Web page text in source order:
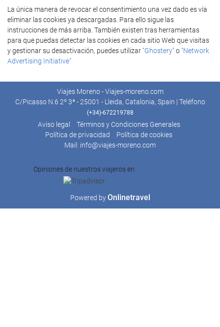
La única manera de revocar el consentimiento una vez dado es vía
eliminar las cookies ya descargadas. Para ello sigue las
instrucciones de más arriba. También existen tras herramientas
para que puedas detectar las cookies en cada sitio Web que visitas
y gestionar su desactivación, puedes utilizar "Ghostery"o "Network
Advertising Initiative"
Viajes Moreno - Viajes-moreno.com
C/Picasso N.6 2º 3ª - 25001 - Lleida, Catalonia, Spain | Teléfono
(+34)-672219788
Aviso legal
Términos y Condiciones Generales
Política de privacidad
Política de cookies
Mail: info@viajes-moreno.com
Opiniones de nuestros viajeros en
Powered byOnlinetravel